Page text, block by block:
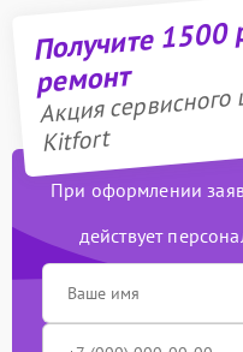
Получите 1500
ремонт
Акция сервисного
Kitfort
При оформлении
действует